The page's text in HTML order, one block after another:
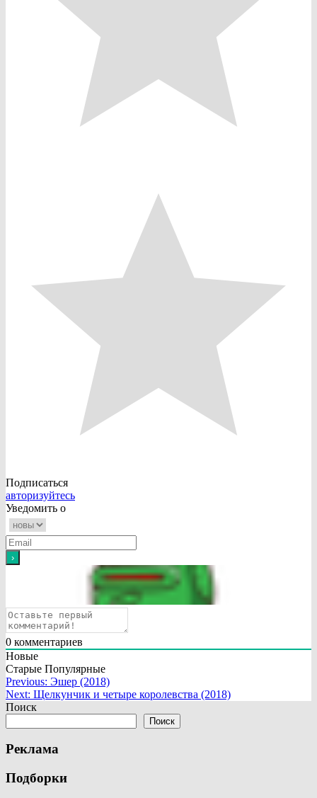
Подписаться
авторизуйтесь
Уведомить о
0 комментариев
Новые
Старые Популярные
Навигация
по
Previous: Эшер (2018)
Next: Щелкунчик и четыре королевства (2018)
Поиск
Поиск
Реклама
Подборки